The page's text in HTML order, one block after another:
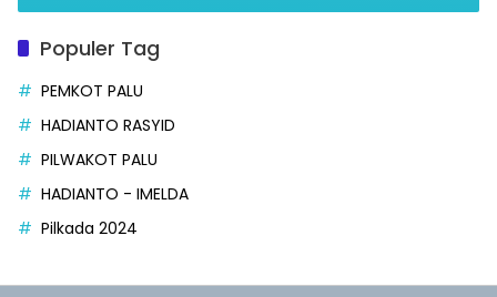
Populer Tag
PEMKOT PALU
HADIANTO RASYID
PILWAKOT PALU
HADIANTO - IMELDA
Pilkada 2024